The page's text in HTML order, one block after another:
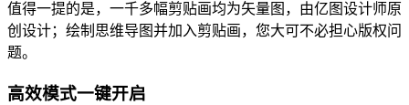
值得一提的是，一千多幅剪贴画均为矢量图，由亿图设计师原
创设计；绘制思维导图并加入剪贴画，您大可不必担心版权问
题。
高效模式一键开启